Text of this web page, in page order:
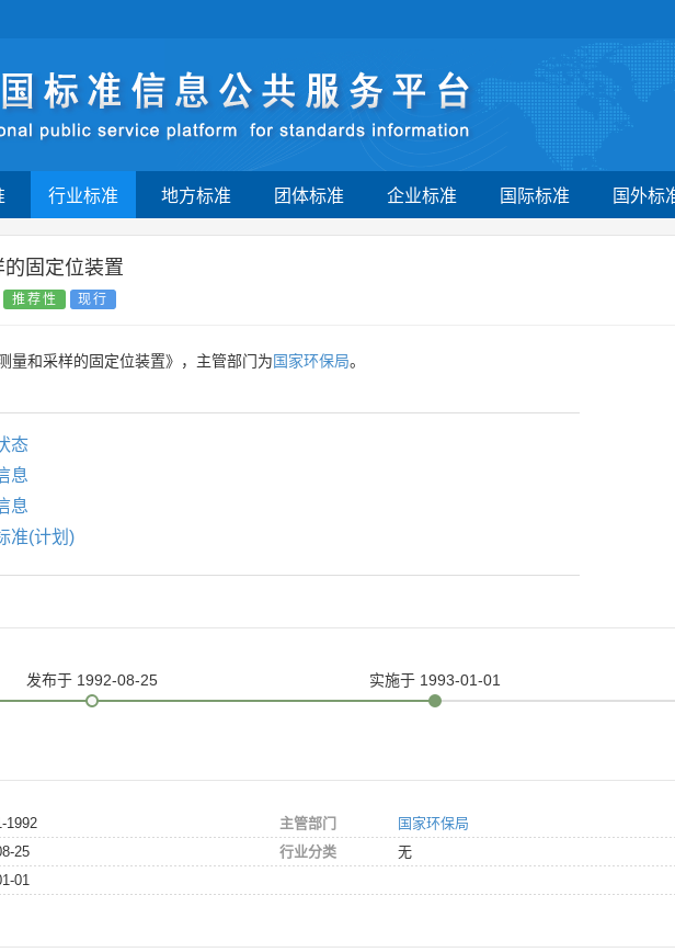
行业标准 地方标准 团体标准 企业标准 国际标准 国外标
固定位装置
推荐性 现行
量和采样的固定位装置》，主管部门为国家环保局。
态
息
息
准(计划)
发布于 1992-08-25 实施于 1993-01-01
1992
25
01
主管部门
国家环保局
行业分类
无